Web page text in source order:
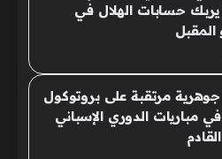
يربك حسابات الهلال في
المقبل
مرتقبة على بروتوكول
مباريات الدوري الإسباني